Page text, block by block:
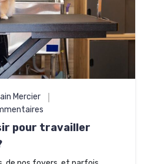
Mercier
pour travailler